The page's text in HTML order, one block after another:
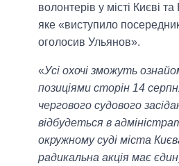
волонтерів у місті Києві та
яке «виступило
оголосив Ульянов».
«Усі охочі зможуть
позиціями сторін 14
чергового судового
відбудеться в
окружному суді міста
радикальна акція має